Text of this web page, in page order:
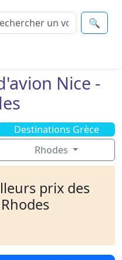
🔍
Nice -
Destinations Grèce
Rhodes
prix des